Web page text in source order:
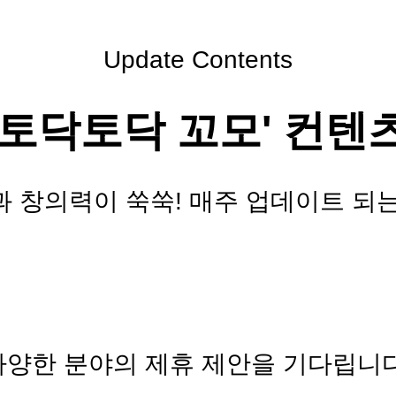
Update Contents
닥토닥 꼬모' 컨텐
창의력이 쑥쑥! 매주 업데이트 되
양한 분야의 제휴 제안을 기다립니